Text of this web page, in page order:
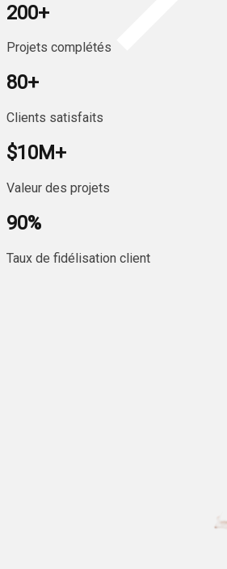
200+
Projets complétés
80+
Clients satisfaits
$10M+
Valeur des projets
90%
Taux de fidélisation client